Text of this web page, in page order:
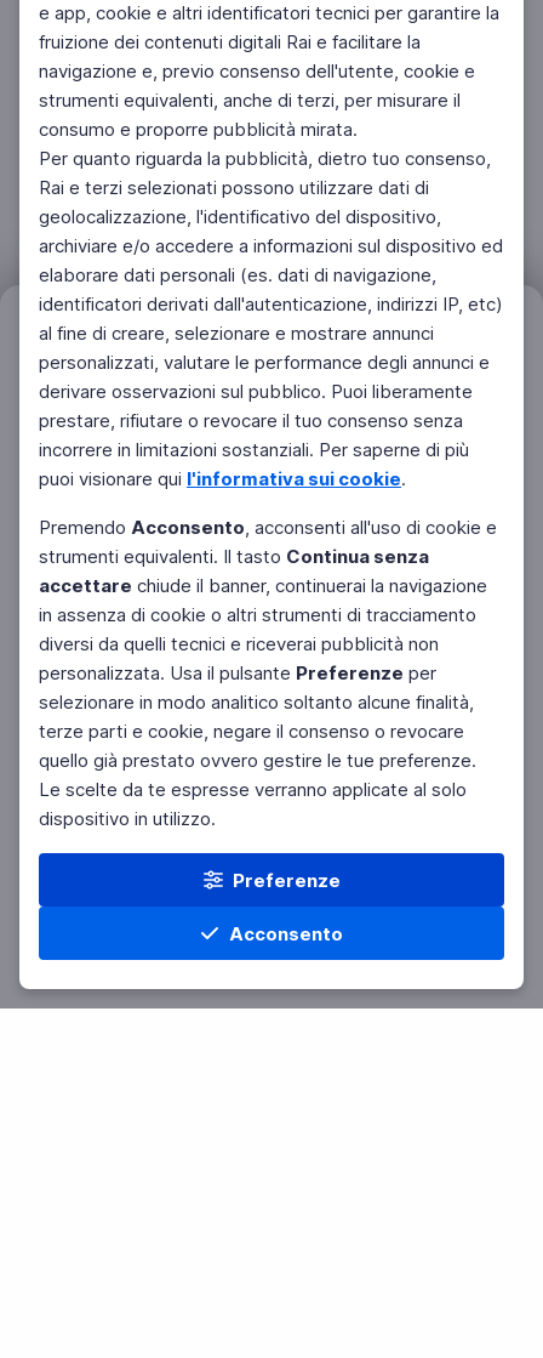
e app, cookie e altri identificatori tecnici per garantire la
fruizione dei contenuti digitali Rai e facilitare la
navigazione e, previo consenso dell'utente, cookie e
strumenti equivalenti, anche di terzi, per misurare il
consumo e proporre pubblicità mirata.
Per quanto riguarda la pubblicità, dietro tuo consenso,
Rai e terzi selezionati possono utilizzare dati di
geolocalizzazione, l'identificativo del dispositivo,
archiviare e/o accedere a informazioni sul dispositivo ed
elaborare dati personali (es. dati di navigazione,
identificatori derivati dall'autenticazione, indirizzi IP, etc)
al fine di creare, selezionare e mostrare annunci
personalizzati, valutare le performance degli annunci e
derivare osservazioni sul pubblico. Puoi liberamente
prestare, rifiutare o revocare il tuo consenso senza
incorrere in limitazioni sostanziali. Per saperne di più
puoi visionare qui l'informativa sui cookie.
Premendo Acconsento, acconsenti all'uso di cookie e
strumenti equivalenti. Il tasto Continua senza
accettare chiude il banner, continuerai la navigazione
in assenza di cookie o altri strumenti di tracciamento
diversi da quelli tecnici e riceverai pubblicità non
personalizzata. Usa il pulsante Preferenze per
selezionare in modo analitico soltanto alcune finalità,
terze parti e cookie, negare il consenso o revocare
quello già prestato ovvero gestire le tue preferenze.
Le scelte da te espresse verranno applicate al solo
dispositivo in utilizzo.
Preferenze
Acconsento
Home Materie Cerca Menu
Filtri Azzera
Facebook Twitter Instagram